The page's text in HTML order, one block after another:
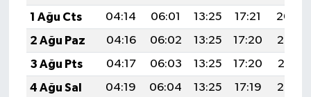
1 Ağu Cts
04:14 06:01 13:25 17:21
20:40
2 Ağu Paz
04:16 06:02 13:25 17:20
20:39
3 Ağu Pts
04:17 06:03 13:25 17:20
20:37
4 Ağu Sal
04:19 06:04 13:25 17:19
20:36